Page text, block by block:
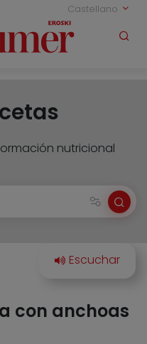
Castellano
nutricional
con anchoas